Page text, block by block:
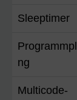
Sleeptimer
ng
Multicode-